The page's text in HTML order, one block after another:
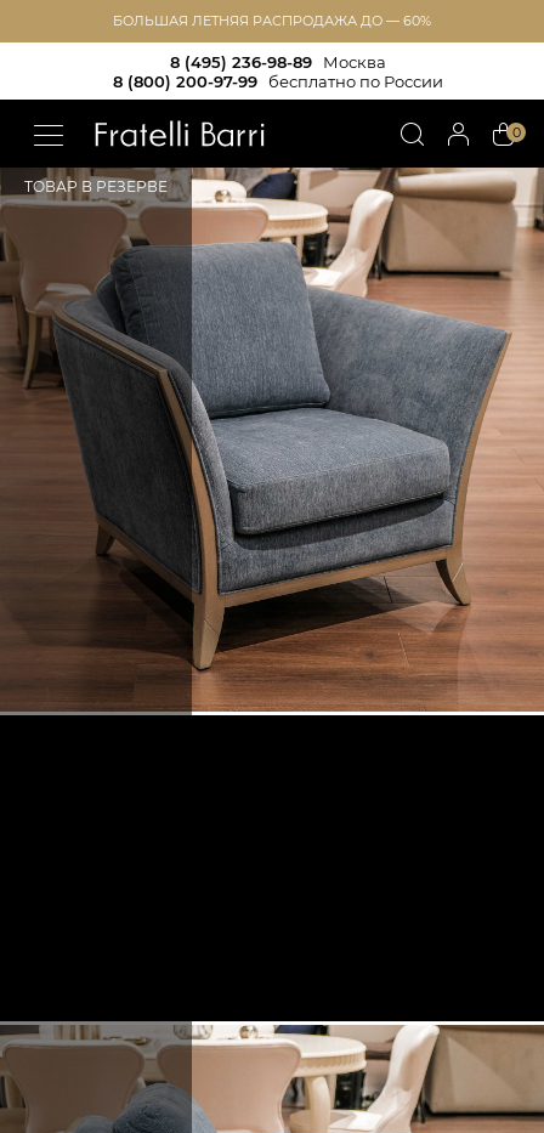
БОЛЬШАЯ ЛЕТНЯЯ РАСПРОДАЖА ДО — 60%
8 (495) 236-98-89
Москва
8 (800) 200-97-99
бесплатно по России
0
ТОВАР В РЕЗЕРВЕ